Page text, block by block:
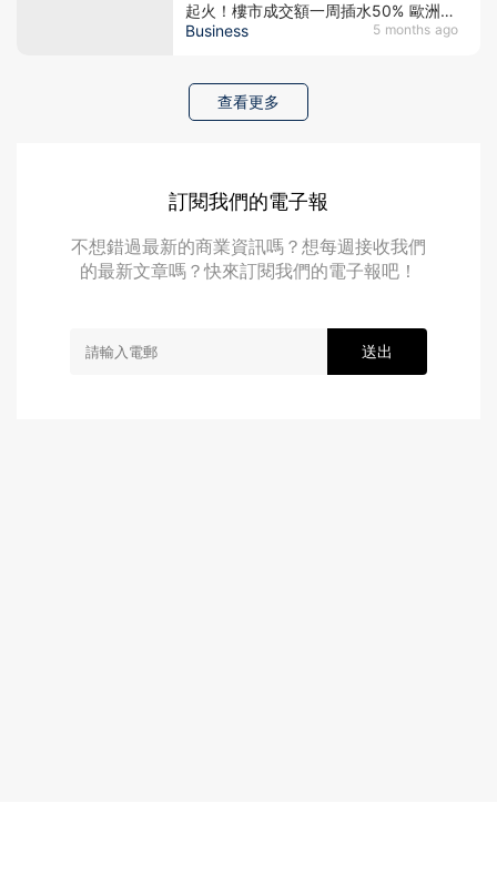
Business 5 months ago
起火！樓市成交額一周插水50% 歐洲大
戶劈價5成逃命 中東避風港神話破滅？
查看更多
訂閱我們的電子報
不想錯過最新的商業資訊嗎？想每週接收我們
的最新文章嗎？快來訂閱我們的電子報吧！
送出